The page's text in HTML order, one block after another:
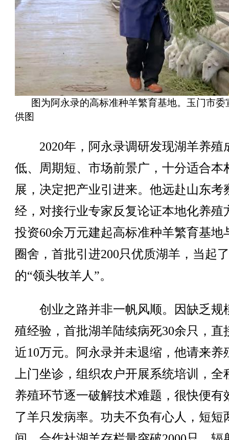
图为阿永录的高标准种羊繁育基地。玉门市委
供图
2020年，阿永录调研发现湖羊养殖
低、周期短、市场前景广，十分适合本
展，决定把产业引进来。他远赴山东考
经，对接行业专家反复论证本地化养殖
投资60余万元建起高标准种羊繁育基地
圈舍，首批引进200只优质湖羊，当起
的“领头牧羊人”。
创业之路并非一帆风顺。因缺乏规
殖经验，首批湖羊陆续病死30余只，直
近10万元。阿永录并未退缩，他请来养
上门坐诊，组织农户开展系统培训，全
养殖环节逐一破解技术难题，很快便有
了羊只发病率。功夫不负有心人，短短